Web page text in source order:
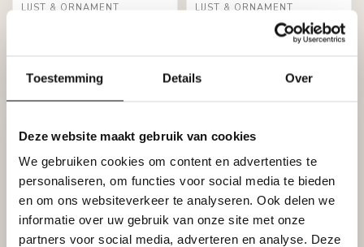
Toestemming Details Over
Deze website maakt gebruik van cookies
We gebruiken cookies om content en advertenties te
personaliseren, om functies voor social media te bieden
en om ons websiteverkeer te analyseren. Ook delen we
informatie over uw gebruik van onze site met onze
partners voor social media, adverteren en analyse. Deze
LIJST & ORNAMENT
Stukprijs: €28,43 / Meter
Op voorraad (1)
LIJST & ORNAMENT
Plint LED QL009 (120 x
47 mm), lengte 2 m
Stukprijs: €24,36 / Meter